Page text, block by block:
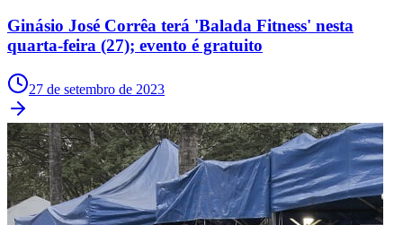
Ginásio José Corrêa terá 'Balada Fitness' nesta
quarta-feira (27); evento é gratuito
27 de setembro de 2023